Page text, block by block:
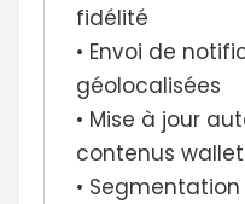
fidélité
• Envoi de
géolocalisées
• Mise à jour
contenus wallet
•